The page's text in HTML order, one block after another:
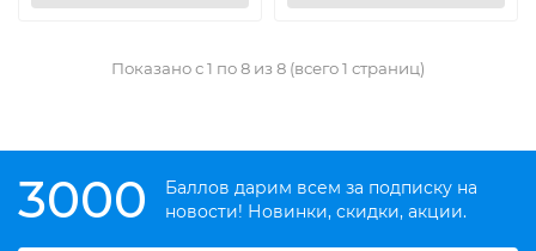
Показано с 1 по 8 из 8 (всего 1 страниц)
3000
Баллов дарим всем за подписку на
новости! Новинки, скидки, акции.